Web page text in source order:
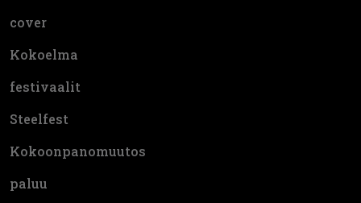
cover
Kokoelma
festivaalit
Steelfest
Kokoonpanomuutos
paluu